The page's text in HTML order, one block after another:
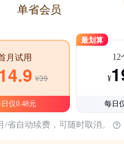
单省会员
月试用
14.9 ¥39
仅0.48元
最划算
12
¥
每日
/省自动续费，可随时取消。